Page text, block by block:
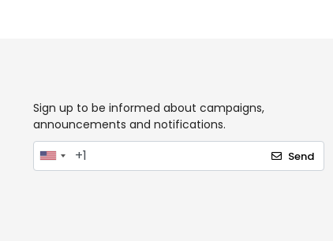
Sign up to be informed about campaigns,
announcements and notifications.
Send